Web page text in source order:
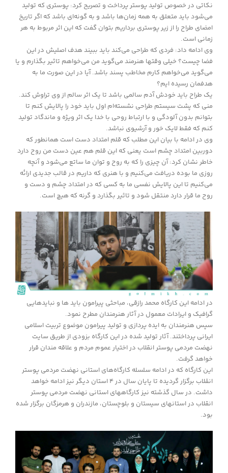
نکاتی در خصوص تولید پوستر پرداخت و تصریح کرد: پوستری که تولید
می‌شود باید متعلق به همه زمان‌ها باشد و به گونه‌ای باشد که اگر تاریخ
امضای طراح را از زیر پوستری برداریم بتوان گفت که این اثر مربوط به هر
زمانی است.
وی ادامه داد: فردی که طراحی می‌کند باید ببیند هدف اصلیش در این
فضا چیست؟ خیلی وقتها هنرمند می‌گوید من می‌خواهم تاثیر بگذارم و یا
می‌گوید می‌خواهم کارم مخاطب پسند باشد. آیا در این صورت ما به
هدفمان رسیده ایم؟
یک طراح باید خودش آدم سالمی باشد تا یک اثر سالم از وی تراوش کند.
منی که پشت سیستم طراحی نشسته‌ام اول باید خود را پالایش کنم تا
بتوانم بدون آلودگی و با ارتباط روحی با خدا یک اثر ویژه و ماندگاد تولید
کنم که فقط لایک خور و آرشیوی نباشد.
وی در ادامه با بیان این مطلب که قلم امتداد دست است همانطور که
دوربین امتداد چشم است یعنی که این قلم هم عین دست من روح دارد
خاطر نشان کرد: آن چیزی را که به روح و توان ما ساتع می‌شود و آنچه
روزی ما بوده دریافت می‌کنیم و با هنری که داریم در قالب جدیدی ارائه
می‌کنیم تا این پالایش نفسی ما به کسی که در امتداد چشم و دست و
روح ما قرار دارد منتقل شود و تاثیر بگذارد و گرنه که هیچ است.
در ادامه این کارگاه محمد رازقی، مباحثی پیرامون باید ها و نبایدهایی
گرافیک و ایرادات معمول در آثار هنرمندان مطرح نمود.
سپس هنرمندان به ایده پردازی و تولید پیرامون موضوع تربیت اسلامی
ایرانی پرداختند. آثار تولید شده در این کارگاه بزودی از طریق سایت
نهضت مردمی پوستر انقلاب در اختیار عموم مردم و علاقه مندان قرار
خواهد گرفت.
این کارگاه که در ادامه سلسله کارگاه‌های استانی نهضت مردمی پوستر
انقلاب برگزار گردیده تا پایان سال در ۴ استان دیگر نیز ادامه خواهد
داشت. در سال گذشته نیز کارگاههای استانی نهضت مردمی پوستر
انقلاب در استانهای سیستان و بلوچستان، مازندران و هرمزگان برگزار شده
بود.